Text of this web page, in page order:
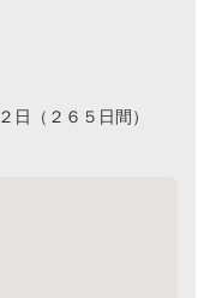
日（２６５日間）